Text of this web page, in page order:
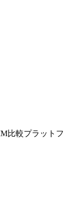
比較プラットフ